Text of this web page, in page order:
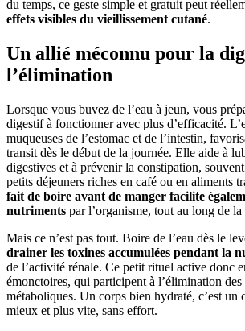
du temps, ce geste simple et gratuit peut
effets visibles du vieillissement cutané.
Un allié méconnu pour la
l’élimination
Lorsque vous buvez de l’eau à jeun, vous
digestif à fonctionner avec plus d’efficacité.
muqueuses de l’estomac et de l’intestin,
transit dès le début de la journée. Elle aide à
digestives et à prévenir la constipation,
petits déjeuners riches en café ou en aliments
fait de boire avant de manger facilite
nutriments par l’organisme, tout au long de la
Mais ce n’est pas tout. Boire de l’eau dès le
drainer les toxines accumulées pendant la
de l’activité rénale. Ce petit rituel active donc
émonctoires, qui participent à l’élimination des
métaboliques. Un corps bien hydraté, c’est un
mieux et plus vite, sans effort.